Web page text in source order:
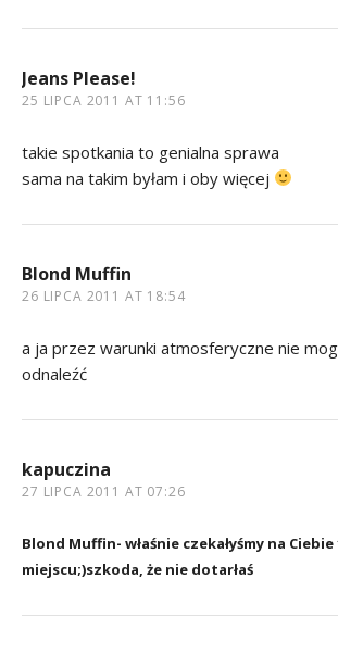
Jeans Please!
25 LIPCA 2011 AT 11:56
takie spotkania to genialna sprawa
sama na takim byłam i oby więcej
Blond Muffin
26 LIPCA 2011 AT 18:54
a ja przez warunki atmosferyczne nie
odnaleźć
kapuczina
27 LIPCA 2011 AT 07:26
Blond Muffin- właśnie czekałyśmy na Ciebie
miejscu;)szkoda, że nie dotarłaś